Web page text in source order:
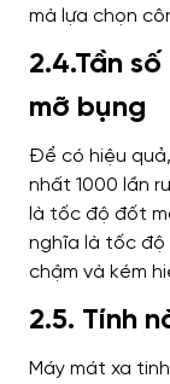
mà lựa chọn
2.4.Tần
mỡ bụng
Để có hiệu
nhất 1000 lần
là tốc độ đốt
nghĩa là tốc độ
chậm và kém
2.5. Tính
Máy mát xa